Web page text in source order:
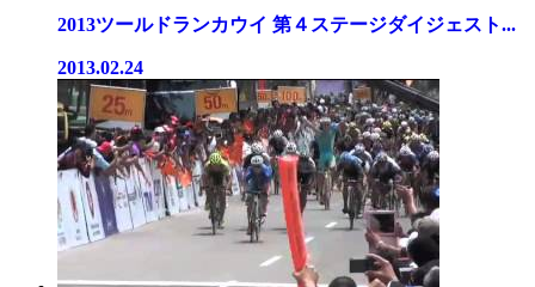
2013ツールドランカウイ 第４ステージダイジェスト...
2013.02.24